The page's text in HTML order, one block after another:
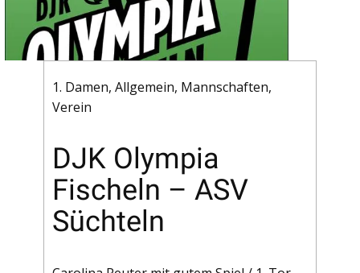
1. Damen, Allgemein, Mannschaften,
Verein
DJK Olympia
Fischeln – ASV
Süchteln